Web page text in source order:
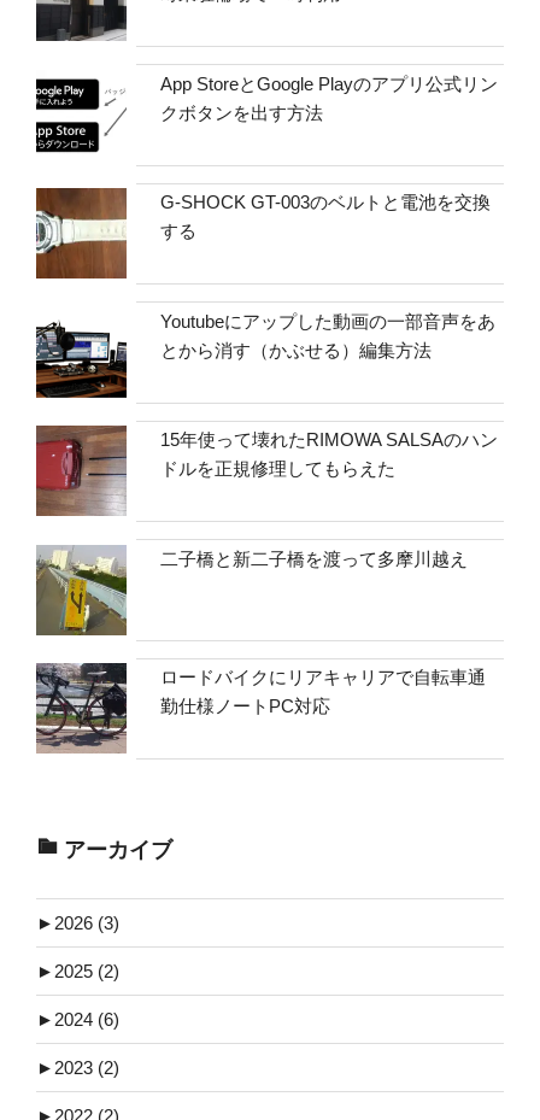
App StoreとGoogle Playのアプリ公式リン
クボタンを出す方法
G-SHOCK GT-003のベルトと電池を交換
する
Youtubeにアップした動画の一部音声をあ
とから消す（かぶせる）編集方法
15年使って壊れたRIMOWA SALSAのハン
ドルを正規修理してもらえた
二子橋と新二子橋を渡って多摩川越え
ロードバイクにリアキャリアで自転車通
勤仕様ノートPC対応
アーカイブ
► 2026 (3)
► 2025 (2)
► 2024 (6)
► 2023 (2)
► 2022 (2)